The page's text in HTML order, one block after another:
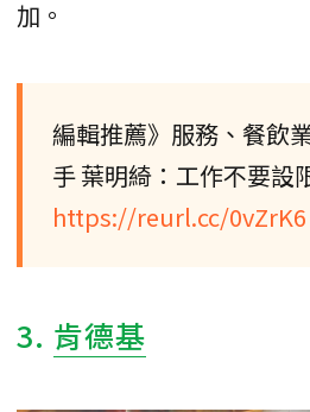
加。
編輯推薦》服務、餐飲
手 葉明綺：工作不要設
https://reurl.cc/0vZrK6
3. 肯德基